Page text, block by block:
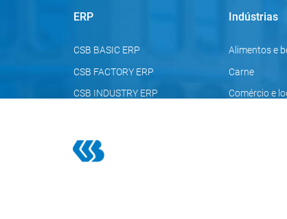
ERP
CSB BASIC ERP
CSB FACTORY ERP
CSB INDUSTRY ERP
Indústrias
Alimentos e
Carne
Comércio e